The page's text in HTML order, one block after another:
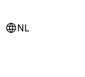
NL